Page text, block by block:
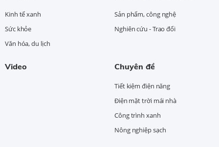
Kinh tế xanh
Sức khỏe
Văn hóa, du lịch
Sản phẩm, công nghệ
Nghiên cứu - Trao đổi
Video Chuyên đề
Tiết kiệm điện năng
Điện mặt trời mái nhà
Công trình xanh
Nông nghiệp sạch